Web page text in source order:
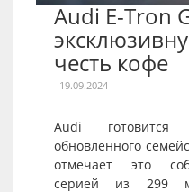
Audi E-Tron
честь кофе
19.09.2024
Audi
обновленного
отмечает это
серией из 299